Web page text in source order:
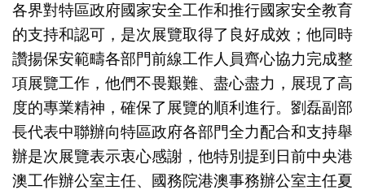
各界對特區政府國家安全工作和推行國家安全教育
的支持和認可，是次展覽取得了良好成效；他同時
讚揚保安範疇各部門前線工作人員齊心協力完成整
項展覽工作，他們不畏艱難、盡心盡力，展現了高
度的專業精神，確保了展覽的順利進行。劉磊副部
長代表中聯辦向特區政府各部門全力配合和支持舉
辦是次展覽表示衷心感謝，他特別提到日前中央港
澳工作辦公室主任、國務院港澳事務辦公室主任夏